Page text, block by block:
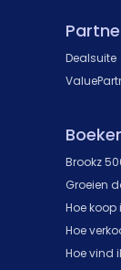
Dealsuite
Brookz
Groeien
Hoe koop
Hoe
Hoe vind